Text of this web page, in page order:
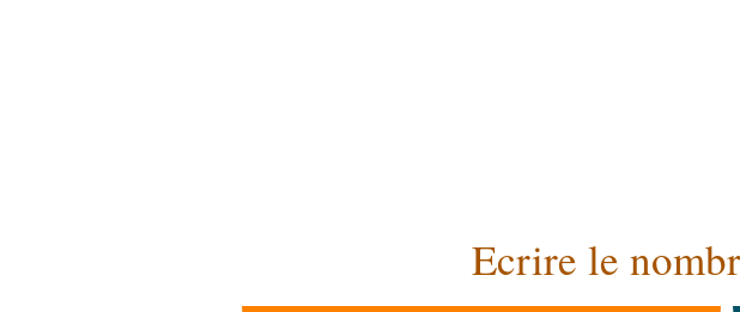
Ecrire le